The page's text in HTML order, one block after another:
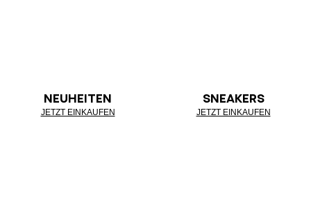
NEUHEITEN
JETZT EINKAUFEN
SNEAKERS
JETZT EINKAUFEN